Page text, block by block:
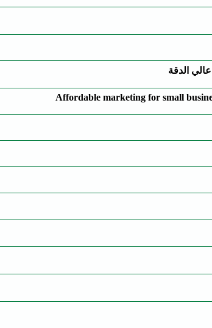
الدقة
Affordable marketing for small